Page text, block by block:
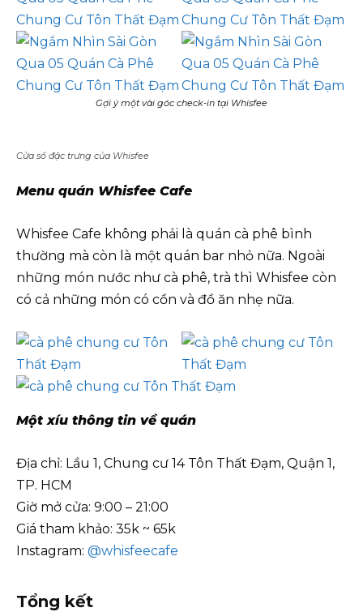
Gợi ý một vài góc check-in tại Whisfee
Cửa sổ đặc trưng của Whisfee
Menu quán Whisfee Cafe
Whisfee Cafe không phải là quán cà phê bình
thường mà còn là một quán bar nhỏ nữa. Ngoài
những món nước như cà phê, trà thì Whisfee còn
có cả những món có cồn và đồ ăn nhẹ nữa.
Một xíu thông tin về quán
Địa chỉ: Lầu 1, Chung cư 14 Tôn Thất Đạm, Quận 1,
TP. HCM
Giờ mở cửa: 9:00 – 21:00
Giá tham khảo: 35k ~ 65k
Instagram: @whisfeecafe
Tổng kết